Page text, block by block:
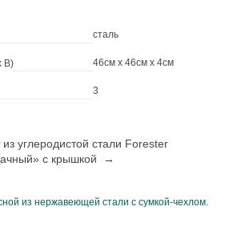
сталь
В) 46см x 46см x 4см
3
углеродистой стали Forester
с крышкой →
из нержавеющей стали с сумкой-чехлом.